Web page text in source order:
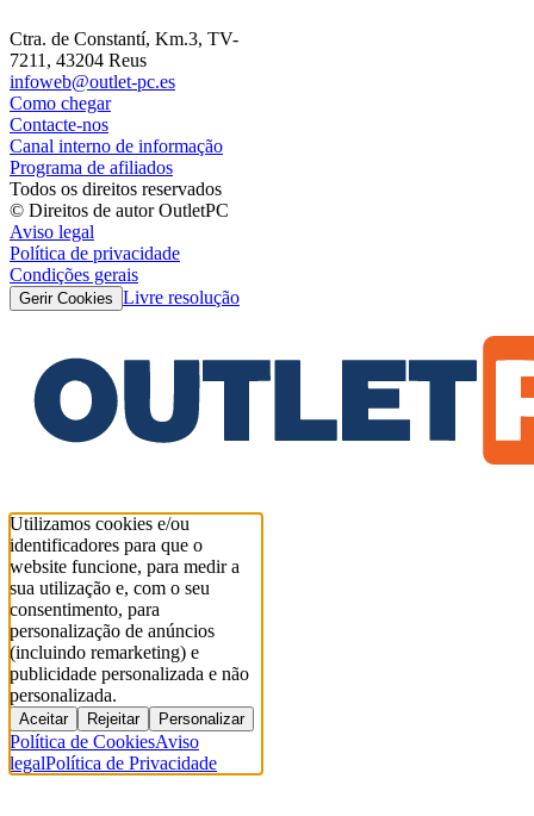
Ctra. de Constantí, Km.3, TV-
7211, 43204 Reus
infoweb@outlet-pc.es
Como chegar
Contacte-nos
Canal interno de informação
Programa de afiliados
Todos os direitos reservados
© Direitos de autor OutletPC
Aviso legal
Política de privacidade
Condições gerais
Gerir Cookies Livre resolução
Utilizamos cookies e/ou
identificadores para que o
website funcione, para medir a
sua utilização e, com o seu
consentimento, para
personalização de anúncios
(incluindo remarketing) e
publicidade personalizada e não
personalizada.
Aceitar Rejeitar Personalizar
Política de CookiesAviso
legalPolítica de Privacidade